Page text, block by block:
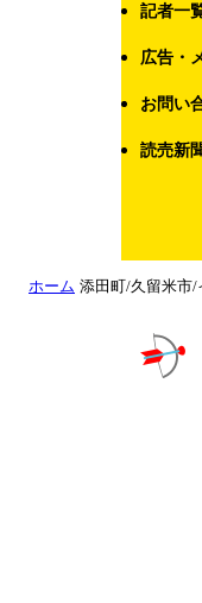
記者一
広告・
お問い
読売新
ホーム 添田町/久留米市/